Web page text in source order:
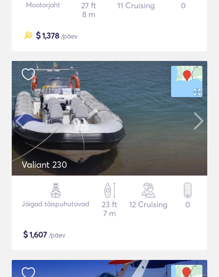
Mootorjaht
27 ft
8 m
11 Cruising 0
$1,378 /päev
Valiant 230
Jäigad täispuhutavad
23 ft
7 m
12 Cruising 0
$1,607 /päev